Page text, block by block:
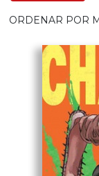
ORDENAR POR